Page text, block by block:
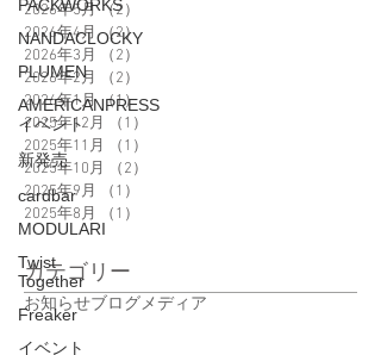
PACKWORKS
NANDACLOCKY
PLUMEN
AMERICANPRESS
イベント
新発売
cardbar
MODULARI
Twist
Together
Freaker
イベント
2026年5月（2）
2026年4月 （2）2件の記事
2026年3月
（2）
2026年2月
（2）
2026年1月（1）1件の記事
2025年12月
（1）
2025年11月
（1）
2025年10月
（2）
2025年9月
（1）
2025年8月
（1）
カテゴリー
お知らせブログメディア